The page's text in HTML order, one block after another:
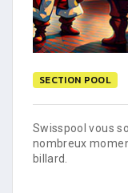
SECTION POOL
Swisspool vous
nombreux
billard.